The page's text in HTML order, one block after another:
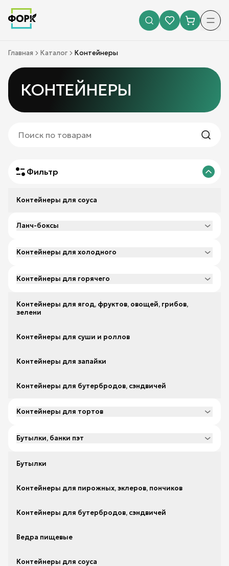
Главная Каталог Контейнеры
КОНТЕЙНЕРЫ
Фильтр
Контейнеры для соуса
Ланч-боксы
Контейнеры для холодного
Контейнеры для горячего
Контейнеры для ягод, фруктов, овощей, грибов,
зелени
Контейнеры для суши и роллов
Контейнеры для запайки
Контейнеры для бутербродов, сэндвичей
Контейнеры для тортов
Бутылки, банки пэт
Бутылки
Контейнеры для пирожных, эклеров, пончиков
Контейнеры для бутербродов, сэндвичей
Ведра пищевые
Контейнеры для соуса